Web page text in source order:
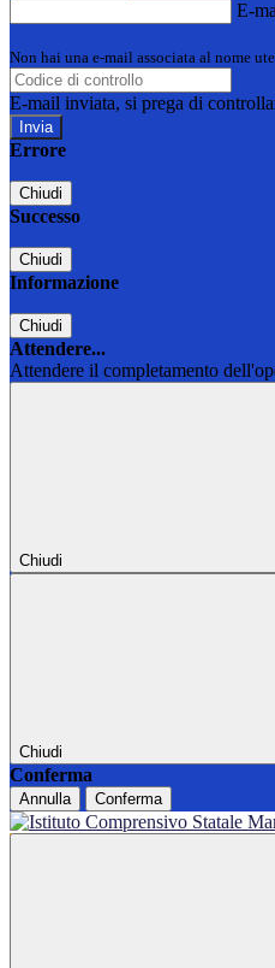
E-
Non hai una e-mail associata al nome
E-mail inviata, si prega di
Errore
Chiudi
Successo
Chiudi
Informazione
Chiudi
Attendere...
Attendere il completamento
Chiudi
Chiudi
Conferma
Annulla Conferma